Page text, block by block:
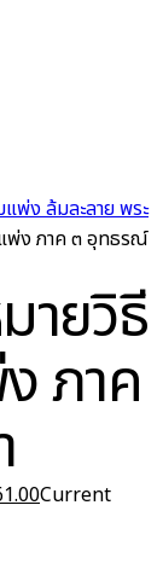
พ่ง ล้มละลาย พระ
พ่ง ภาค ๓ อุทธรณ์
ายวิธี
ภาค
Current